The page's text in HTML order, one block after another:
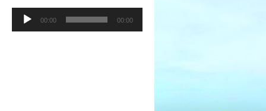
Audio
Player
00:00 00:00